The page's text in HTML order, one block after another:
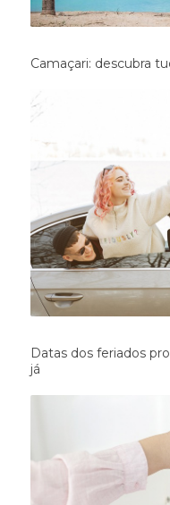
Camaçari: descubra
Datas dos feriados
já